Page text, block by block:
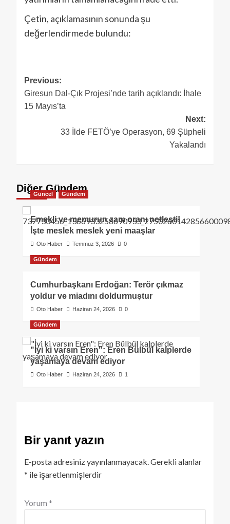
Çetin, açıklamasının sonunda şu
değerlendirmede bulundu:
Previous:
Giresun Dal-Çık Projesi’nde tarih açıklandı: İhale
15 Mayıs’ta
Next:
33 İlde FETÖ’ye Operasyon, 69 Şüpheli
Yakalandı
Diğer Gündem
Güncel Gündem
Emekli ve memurun zam oranı netleşti!
İşte meslek meslek yeni maaşlar
Oto Haber Temmuz 3, 2026 0
Gündem
Cumhurbaşkanı Erdoğan: Terör çıkmaz
yoldur ve miadını doldurmuştur
Oto Haber Haziran 24, 2026 0
Gündem
"İyi ki varsın Eren": Eren Bülbül kalplerde
yaşamaya devam ediyor
Oto Haber Haziran 24, 2026 1
Bir yanıt yazın
E-posta adresiniz yayınlanmayacak.Gerekli alanlar
* ile işaretlenmişlerdir
Yorum *